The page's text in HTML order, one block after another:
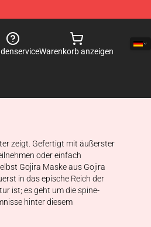
Warenkorb anzeigen
zeigt. Gefertigt mit äußerster
oder einfach
Gojira Maske aus Gojira
in das epische Reich der
ist; es geht um die spine-
hinter diesem